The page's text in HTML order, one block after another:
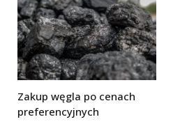
Zakup węgla po cenach
preferencyjnych